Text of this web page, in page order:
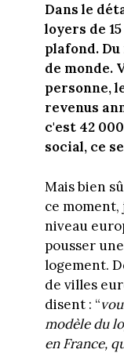
Dans le
loyers de
plafond.
de monde.
personne,
revenus
c'est 42
social, ce
Mais bien
ce
niveau
pousser
logement.
de villes
disent : “
modèle du
en France,